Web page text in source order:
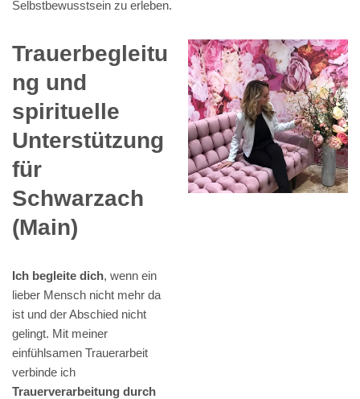
Selbstbewusstsein zu erleben.
Trauerbegleitu
ng und
spirituelle
Unterstützung
für
Schwarzach
(Main)
Ich begleite dich, wenn ein
lieber Mensch nicht mehr da
ist und der Abschied nicht
gelingt. Mit meiner
einfühlsamen Trauerarbeit
verbinde ich
Trauerverarbeitung durch